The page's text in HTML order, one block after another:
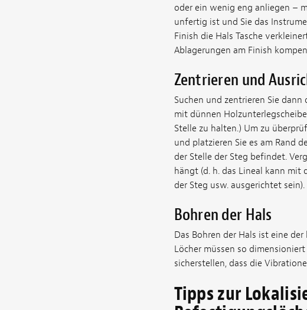
oder ein wenig eng anliegen –
unfertig ist und Sie das
Finish die Hals Tasche
Ablagerungen am Finish
Zentrieren und
Suchen und zentrieren Sie dann
mit dünnen
Stelle zu halten.) Um zu
und platzieren Sie es am Rand
der Stelle der Steg befindet.
hängt (d. h. das Lineal kann mit
der Steg usw. ausgerichtet sein).
Bohren der Hals
Das Bohren der Hals ist eine
Löcher müssen so
sicherstellen, dass die
Tipps zur